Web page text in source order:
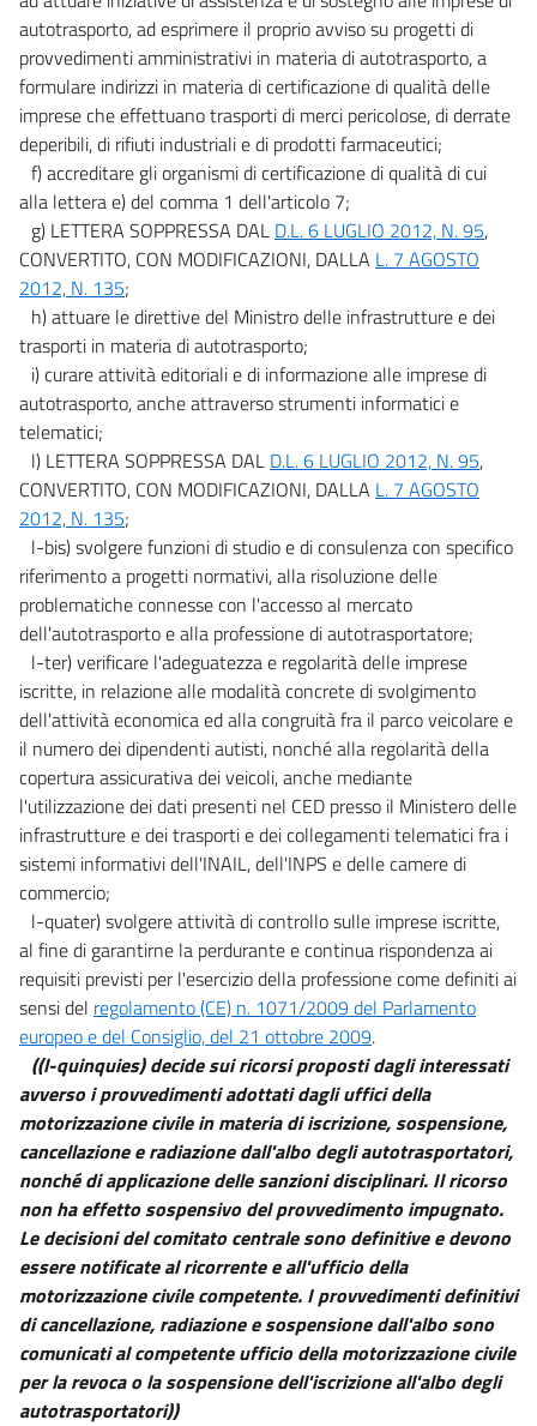
autotrasporto, ad esprimere il proprio avviso su progetti di
provvedimenti amministrativi in materia di autotrasporto, a
formulare indirizzi in materia di certificazione di qualità delle
imprese che effettuano trasporti di merci pericolose, di derrate
deperibili, di rifiuti industriali e di prodotti farmaceutici;
f) accreditare gli organismi di certificazione di qualità di cui
alla lettera e) del comma 1 dell'articolo 7;
g) LETTERA SOPPRESSA DAL D.L. 6 LUGLIO 2012, N. 95,
CONVERTITO, CON MODIFICAZIONI, DALLA L. 7 AGOSTO
2012, N. 135;
h) attuare le direttive del Ministro delle infrastrutture e dei
trasporti in materia di autotrasporto;
i) curare attività editoriali e di informazione alle imprese di
autotrasporto, anche attraverso strumenti informatici e
telematici;
l) LETTERA SOPPRESSA DAL D.L. 6 LUGLIO 2012, N. 95,
CONVERTITO, CON MODIFICAZIONI, DALLA L. 7 AGOSTO
2012, N. 135;
l-bis) svolgere funzioni di studio e di consulenza con specifico
riferimento a progetti normativi, alla risoluzione delle
problematiche connesse con l'accesso al mercato
dell'autotrasporto e alla professione di autotrasportatore;
l-ter) verificare l'adeguatezza e regolarità delle imprese
iscritte, in relazione alle modalità concrete di svolgimento
dell'attività economica ed alla congruità fra il parco veicolare e
il numero dei dipendenti autisti, nonché alla regolarità della
copertura assicurativa dei veicoli, anche mediante
l'utilizzazione dei dati presenti nel CED presso il Ministero delle
infrastrutture e dei trasporti e dei collegamenti telematici fra i
sistemi informativi dell'INAIL, dell'INPS e delle camere di
commercio;
l-quater) svolgere attività di controllo sulle imprese iscritte,
al fine di garantirne la perdurante e continua rispondenza ai
requisiti previsti per l'esercizio della professione come definiti ai
sensi del regolamento (CE) n. 1071/2009 del Parlamento
europeo e del Consiglio, del 21 ottobre 2009.
((l-quinquies) decide sui ricorsi proposti dagli interessati
avverso i provvedimenti adottati dagli uffici della
motorizzazione civile in materia di iscrizione, sospensione,
cancellazione e radiazione dall'albo degli autotrasportatori,
nonché di applicazione delle sanzioni disciplinari. Il ricorso
non ha effetto sospensivo del provvedimento impugnato.
Le decisioni del comitato centrale sono definitive e devono
essere notificate al ricorrente e all'ufficio della
motorizzazione civile competente. I provvedimenti definitivi
di cancellazione, radiazione e sospensione dall'albo sono
comunicati al competente ufficio della motorizzazione civile
per la revoca o la sospensione dell'iscrizione all'albo degli
autotrasportatori))